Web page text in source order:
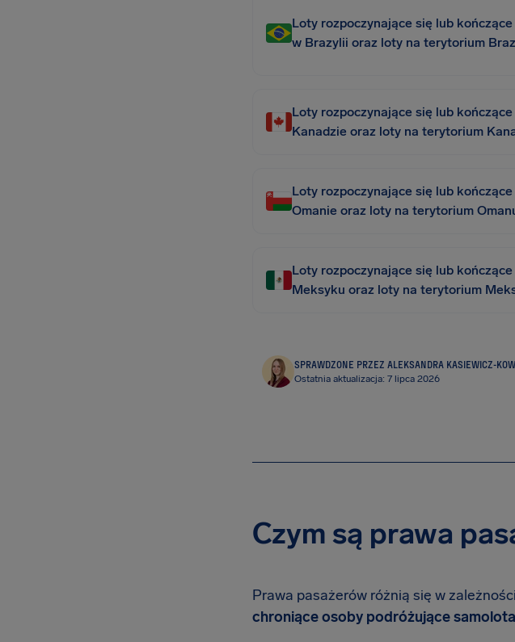
Loty rozpoczynające się lub kończące
w Brazylii oraz loty na terytorium
Loty rozpoczynające się lub
Kanadzie oraz loty na terytorium
Loty rozpoczynające się lub
Omanie oraz loty na terytorium
Loty rozpoczynające się lub
Meksyku oraz loty na terytorium
SPRAWDZONE PRZEZ ALEKSANDRA KASIEWICZ-
Ostatnia aktualizacja: 7 lipca 2026
Czym są prawa
Prawa pasażerów różnią się w
chroniące osoby podróżujące